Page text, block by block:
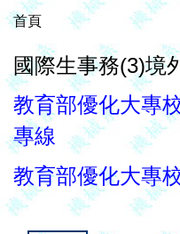
首頁
國際生事務(3)境
教育部優化大專
專線
教育部優化大專